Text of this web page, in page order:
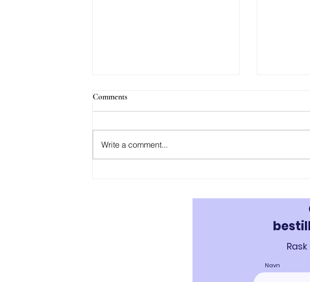
Kjøp AOD-9604 i Norge
Kjøp
Comments
Write a comment...
Navn